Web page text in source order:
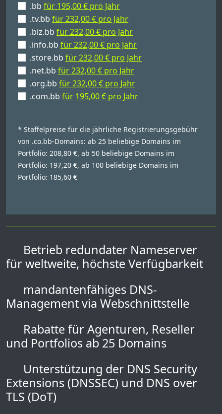
.bb für 195,00 € pro Jahr
.tv.bb für 232,00 € pro Jahr
.biz.bb für 232,00 € pro Jahr
.info.bb für 232,00 € pro Jahr
.store.bb für 232,00 € pro Jahr
.net.bb für 232,00 € pro Jahr
.org.bb für 232,00 € pro Jahr
.com.bb für 195,00 € pro Jahr
* Staffelpreise für die jährliche Registrierungsgebühr
von .co.bb-Domains: ab 25 beliebige Domains im
Portfolio: 208,80 €, ab 50 beliebige Domains im
Portfolio: 197,20 €, ab 100 beliebige Domains im
Portfolio: 185,60 €
Betrieb redundater Nameserver
für weltweite, höchste Verfügbarkeit
mandantenfähiges DNS-
Management via Webschnittstelle
Rabatte für Agenturen, Reseller
und Portfolios ab 25 Domains
Unterstützung der DNS Security
Extensions (DNSSEC) und DNS over
TLS (DoT)